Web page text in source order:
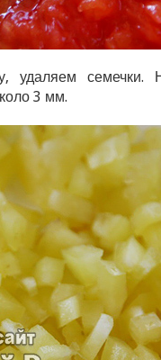
удаляем семечки.
3 мм.